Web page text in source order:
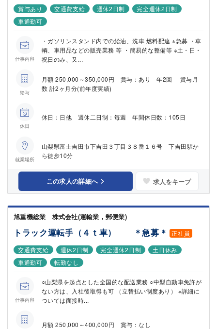
賞与あり
交通費支給 週休2日制
完全週休2日制
車通勤可
仕事内容
・ガソリンスタンド内での給油、洗車 燃料配達 ※急募 ・車
輌、車用品などの販売業務 等 ・簡易的な整備等 ※土・日・
祝日のみ、又...
給与
月額 250,000～350,000円 賞与：あり 年2回 賞与月
数 計2ヶ月分(前年度実績)
休日
休日：日他 週休二日制：毎週 年間休日数：105日
就業場所
山梨県富士吉田市下吉田３丁目３８番１６号 下吉田駅か
ら徒歩10分
この求人の詳細へ 求人をキープ
旭重機総業 株式会社(運輸業，郵便業)
トラック運転手（４ｔ車） ＊急募＊
正社員
交通費支給
週休2日制 完全週休2日制
土日休み
車通勤可
転勤なし
仕事内容
○山梨県を起点とした全国的な配送業務 ○中型自動車免許が
ない方は、入社後取得も可 （立替払い制度あり） ※詳細に
ついては面接時...
月額 250,000～400,000円 賞与：なし